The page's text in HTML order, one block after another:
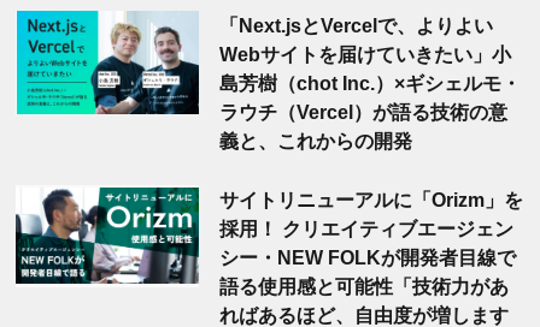
「Next.jsとVercelで、よりよい
Webサイトを届けていきたい」小
島芳樹（chot Inc.）×ギシェルモ・
ラウチ（Vercel）が語る技術の意
義と、これからの開発
サイトリニューアルに「Orizm」を
採用！ クリエイティブエージェン
シー・NEW FOLKが開発者目線で
語る使用感と可能性「技術力があ
ればあるほど、自由度が増します